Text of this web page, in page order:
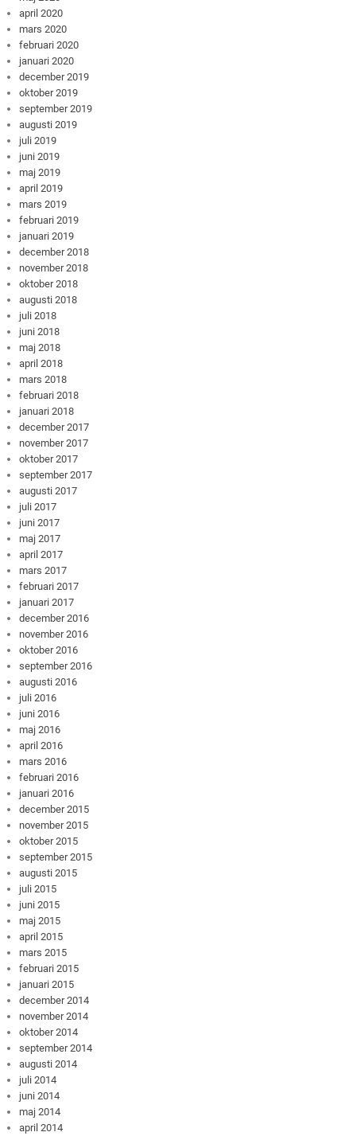
april 2020
mars 2020
februari 2020
januari 2020
december 2019
oktober 2019
september 2019
augusti 2019
juli 2019
juni 2019
maj 2019
april 2019
mars 2019
februari 2019
januari 2019
december 2018
november 2018
oktober 2018
augusti 2018
juli 2018
juni 2018
maj 2018
april 2018
mars 2018
februari 2018
januari 2018
december 2017
november 2017
oktober 2017
september 2017
augusti 2017
juli 2017
juni 2017
maj 2017
april 2017
mars 2017
februari 2017
januari 2017
december 2016
november 2016
oktober 2016
september 2016
augusti 2016
juli 2016
juni 2016
maj 2016
april 2016
mars 2016
februari 2016
januari 2016
december 2015
november 2015
oktober 2015
september 2015
augusti 2015
juli 2015
juni 2015
maj 2015
april 2015
mars 2015
februari 2015
januari 2015
december 2014
november 2014
oktober 2014
september 2014
augusti 2014
juli 2014
juni 2014
maj 2014
april 2014